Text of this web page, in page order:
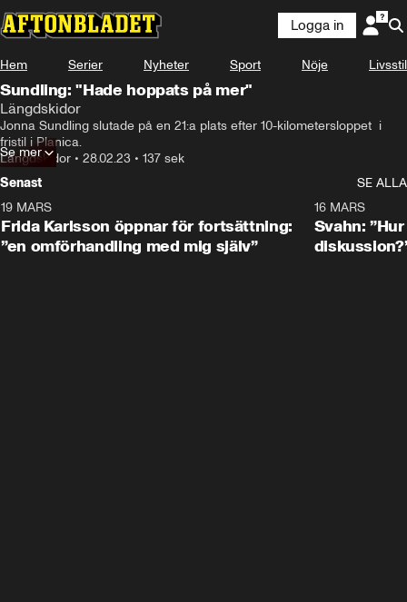
Logga in
Hem Serier Nyheter Sport Nöje Livsstil
Sundling: "Hade hoppats på mer"
Längdskidor
Jonna Sundling slutade på en 21:a plats efter 10-kilometersloppet  i
fristil i Planica.
Längdskidor • 28.02.23 • 137 sek
Se mer
Senast
SE ALLA
19 MARS
Frida Karlsson öppnar för fortsättning:
”en omförhandling med mig själv”
16 MARS
Svahn: